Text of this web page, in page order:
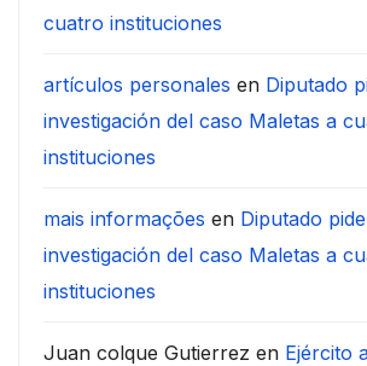
cuatro instituciones
artículos personales en Diputado
investigación del caso Maletas a
instituciones
mais informações en Diputado
investigación del caso Maletas a
instituciones
Juan colque Gutierrez en Ejército